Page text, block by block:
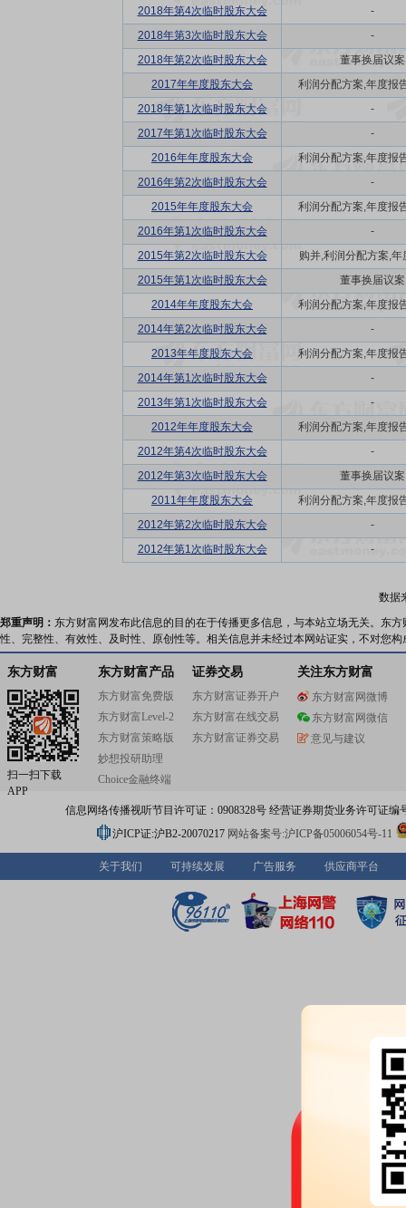
2018年第4次临时股东大会
-
2018年第3次临时股东大会
-
2018年第2次临时股东大会
董事换届议案
2017年年度股东大会
利润分配方案,年度报
2018年第1次临时股东大会
-
2017年第1次临时股东大会
-
2016年年度股东大会
利润分配方案,年度报
2016年第2次临时股东大会
-
2015年年度股东大会
利润分配方案,年度报
2016年第1次临时股东大会
-
2015年第2次临时股东大会
购并,利润分配方案,年
2015年第1次临时股东大会
董事换届议案
2014年年度股东大会
利润分配方案,年度报
2014年第2次临时股东大会
-
2013年年度股东大会
利润分配方案,年度报
2014年第1次临时股东大会
-
2013年第1次临时股东大会
-
2012年年度股东大会
利润分配方案,年度报
2012年第4次临时股东大会
-
2012年第3次临时股东大会
董事换届议案
2011年年度股东大会
利润分配方案,年度报
2012年第2次临时股东大会
-
2012年第1次临时股东大会
-
数据
郑重声明： 东方财富网发布此信息的目的在于传播更多信息，与本站立场无关。东
性、完整性、有效性、及时性、原创性等。相关信息并未经过本网站证实，不对您
东方财富
扫一扫下载
APP
东方财富产品
东方财富免费版
东方财富Level-2
东方财富策略版
妙想投研助理
Choice金融终端
证券交易
东方财富证券开户
东方财富在线交易
东方财富证券交易
关注东方财富
东方财富网微博
东方财富网微信
意见与建议
信息网络传播视听节目许可证：0908328号 经营证券期货业务许可证编
沪ICP证:沪B2-20070217 网站备案号:沪ICP备05006054号-11
关于我们 可持续发展 广告服务 供应商平台